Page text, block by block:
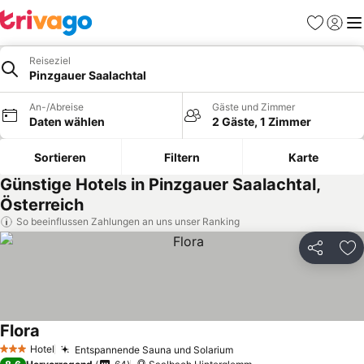
Favoriten
Reiseziel
Pinzgauer Saalachtal
An-/Abreise
Daten wählen
Gäste und Zimmer
2 Gäste, 1 Zimmer
Sortieren Filtern Karte
Günstige Hotels in Pinzgauer Saalachtal,
Österreich
So beeinflussen Zahlungen an uns unser Ranking
Teilen
3 SterneHotel Entspannende Sauna und Solarium
Flora